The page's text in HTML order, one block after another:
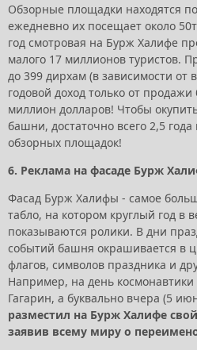
Обзорные площадки находятся
ежедневно их посещает около
год смотровая на Бурж Халифе
малого 17 миллионов туристов.
до 399 дирхам (в зависимости
годовой доход только от продажи
миллион долларов! Чтобы
башни, достаточно всего 2,5
обзорных площадок!
6. Реклама на фасаде Бурж
Фасад Бурж Халифы - самое
табло, на котором круглый год в
показываются ролики. В дни
событий башня окрашивается в
флагов, символов праздника и
Например, на день космонавтики
Гагарин, а буквально вчера (5
разместил на Бурж Халифе
заявив всему миру о